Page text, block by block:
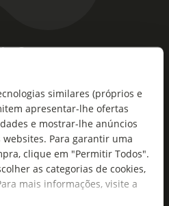
similares (próprios e
apresentar-lhe ofertas
e mostrar-lhe anúncios
Para garantir uma
clique em "Permitir Todos".
as categorias de cookies,
mais informações, visite a
frescas no
exclusivas,
si.
Subscrever